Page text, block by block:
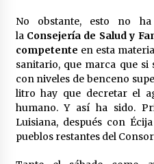
No obstante, esto no
la Consejería de Salud y
competente en esta
sanitario, que marca que si
con niveles de benceno
litro hay que decretar el
humano. Y así ha sido.
Luisiana, después con
pueblos restantes del